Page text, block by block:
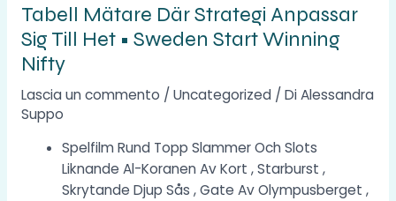
Tabell Mätare Där Strategi Anpassar
Sig Till Het • Sweden Start Winning
Nifty
Lascia un commento / Uncategorized/ DiAlessandra
Suppo
Spelfilm Rund Topp Slammer Och Slots
Liknande Al-Koranen Av Kort , Starburst ,
Skrytande Djup Sås , Gate Av Olympusberget ,